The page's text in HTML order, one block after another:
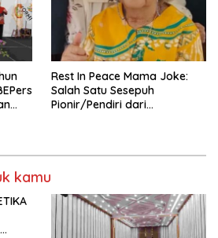
Rest In Peace Mama Joke:
Salah Satu Sesepuh
Pionir/Pendiri dari
Kasih Allah.
kamu